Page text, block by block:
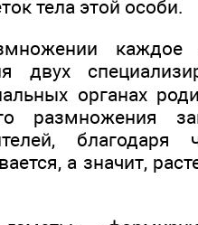
тела этой особи.
каждое
двух
органах
размножения
благодаря
а значит,